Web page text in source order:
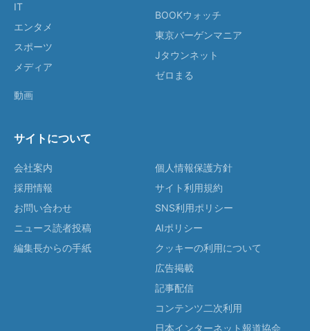
IT
エンタメ
スポーツ
メディア
動画
BOOKウォッチ
東京バーゲンマニア
Jタウンネット
ゼロまる
サイトについて
会社案内
採用情報
お問い合わせ
ニュース読者投稿
編集長からの手紙
個人情報保護方針
サイト利用規約
SNS利用ポリシー
AIポリシー
クッキーの利用について
広告掲載
記事配信
コンテンツ二次利用
日本インターネット報道協会